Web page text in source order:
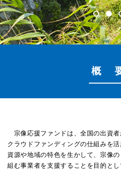
概
宗像応援ファンドは、全国の出資
クラウドファンディングの仕組みを
資源や地域の特色を生かして、宗像
組む事業者を支援することを目的とし